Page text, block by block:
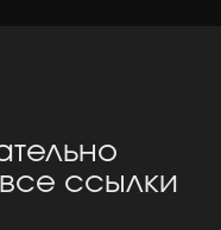
ссылки